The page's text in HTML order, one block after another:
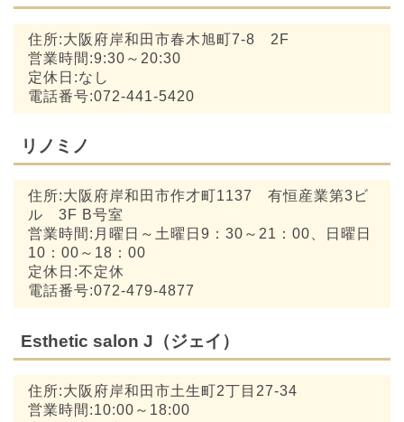
住所:大阪府岸和田市春木旭町7-8 2F
営業時間:9:30～20:30
定休日:なし
電話番号:072-441-5420
リノミノ
住所:大阪府岸和田市作才町1137 有恒産業第3ビ
ル 3F B号室
営業時間:月曜日～土曜日9：30～21：00、日曜日
10：00～18：00
定休日:不定休
電話番号:072-479-4877
Esthetic salon J（ジェイ）
住所:大阪府岸和田市土生町2丁目27-34
営業時間:10:00～18:00